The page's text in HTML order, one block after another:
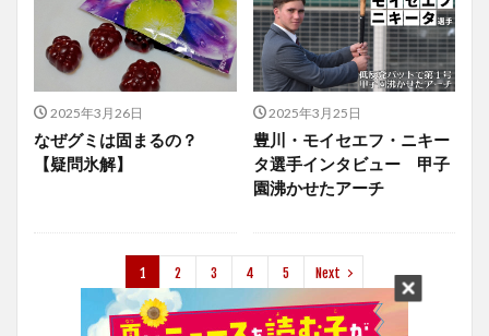
2025年3月26日
なぜグミは固まるの？
【疑問氷解】
2025年3月25日
豊川・モイセエフ・ニキー
タ選手インタビュー 甲子
園沸かせたアーチ
1 2 3 4 5 Next